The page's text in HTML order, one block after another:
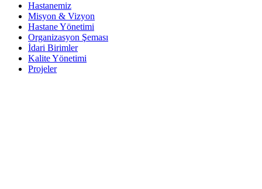
Hastanemiz
Misyon & Vizyon
Hastane Yönetimi
Organizasyon Şeması
İdari Birimler
Kalite Yönetimi
Projeler